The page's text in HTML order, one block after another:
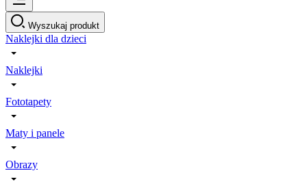
Wyszukaj produkt
Naklejki dla dzieci
Naklejki
Fototapety
Maty i panele
Obrazy